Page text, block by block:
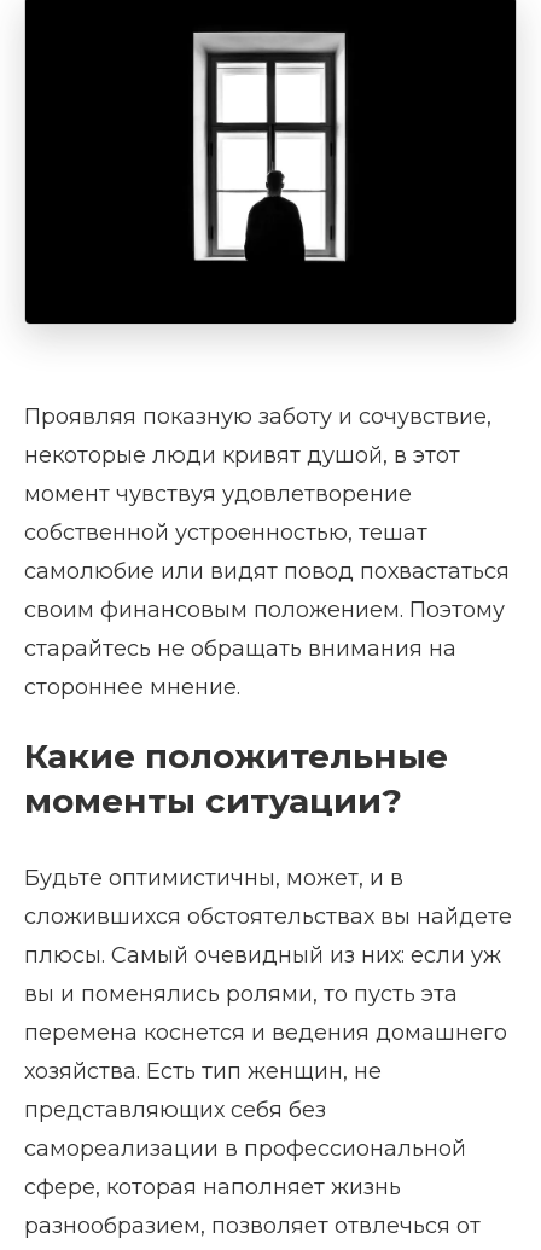
Проявляя показную заботу и сочувствие,
некоторые люди кривят душой, в этот
момент чувствуя удовлетворение
собственной устроенностью, тешат
самолюбие или видят повод похвастаться
своим финансовым положением. Поэтому
старайтесь не обращать внимания на
стороннее мнение.
Какие положительные
моменты ситуации?
Будьте оптимистичны, может, и в
сложившихся обстоятельствах вы найдете
плюсы. Самый очевидный из них: если уж
вы и поменялись ролями, то пусть эта
перемена коснется и ведения домашнего
хозяйства. Есть тип женщин, не
представляющих себя без
самореализации в профессиональной
сфере, которая наполняет жизнь
разнообразием, позволяет отвлечься от